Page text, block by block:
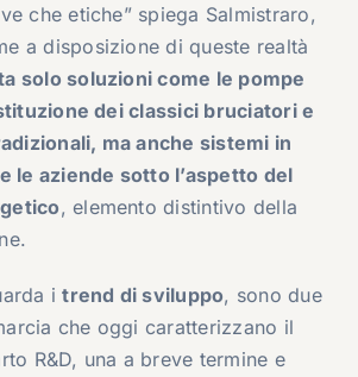
che etiche” spiega Salmistraro,
a disposizione di queste realtà
solo soluzioni come le pompe
dei classici bruciatori e
ma anche sistemi in
le aziende sotto l’aspetto del
, elemento distintivo della
itrend di sviluppo, sono due
che oggi caratterizzano il
R&D, una a breve termine e